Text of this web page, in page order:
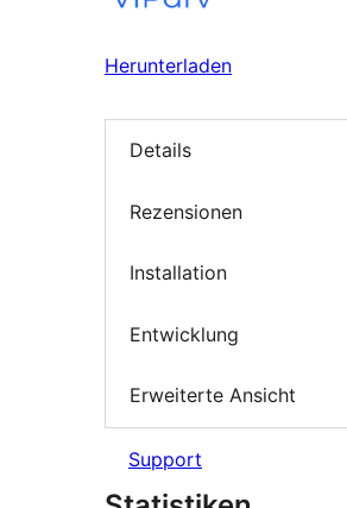
Herunterladen
Details
Rezensionen
Installation
Entwicklung
Erweiterte Ansicht
Support